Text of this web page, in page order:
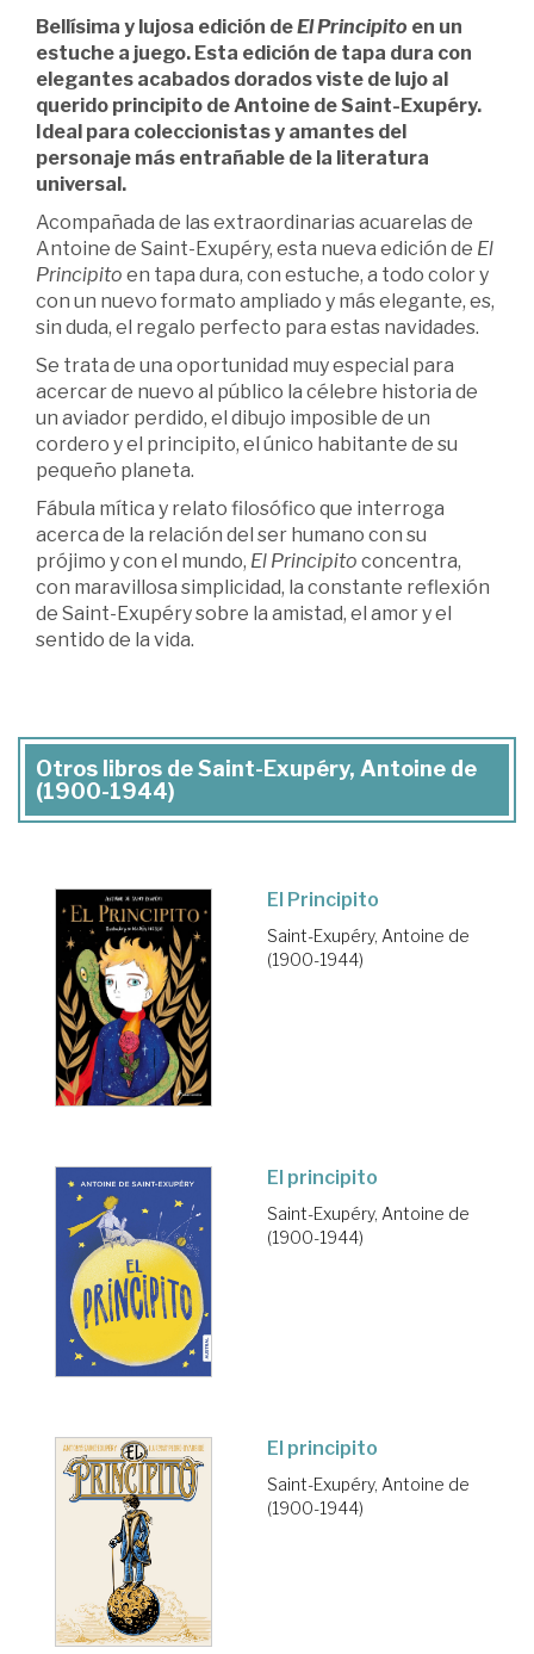
Bellísima y lujosa edición deEl Principito en un
estuche a juego. Esta edición de tapa dura con
elegantes acabados dorados viste de lujo al
querido principito de Antoine de Saint-Exupéry.
Ideal para coleccionistas y amantes del
personaje más entrañable de la literatura
universal.
Acompañada de las extraordinarias acuarelas de
Antoine de Saint-Exupéry, esta nueva edición de El
Principito en tapa dura, con estuche, a todo color y
con un nuevo formato ampliado y más elegante, es,
sin duda, el regalo perfecto para estas navidades.
Se trata de una oportunidad muy especial para
acercar de nuevo al público la célebre historia de
un aviador perdido, el dibujo imposible de un
cordero y el principito, el único habitante de su
pequeño planeta.
Fábula mítica y relato filosófico que interroga
acerca de la relación del ser humano con su
prójimo y con el mundo, El Principito concentra,
con maravillosa simplicidad, la constante reflexión
de Saint-Exupéry sobre la amistad, el amor y el
sentido de la vida.
Otros libros de Saint-Exupéry, Antoine de
(1900-1944)
El Principito
Saint-Exupéry, Antoine de
(1900-1944)
El principito
Saint-Exupéry, Antoine de
(1900-1944)
El principito
Saint-Exupéry, Antoine de
(1900-1944)